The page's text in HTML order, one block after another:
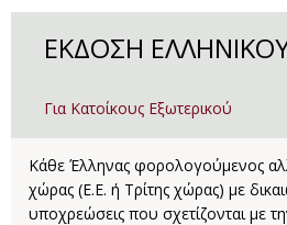
ΕΚΔΟΣΗ
Για Κατοίκους Εξωτερικού
Κάθε Έλληνας φορολογούμενος
χώρας (Ε.Ε. ή Τρίτης χώρας) με
υποχρεώσεις που σχετίζονται με